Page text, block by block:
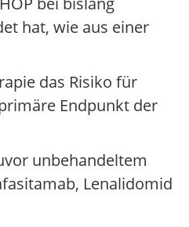
hat, wie aus einer
das Risiko für
Endpunkt der
unbehandeltem
Lenalidomid